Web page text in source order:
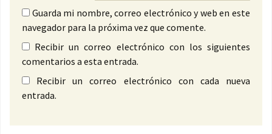
Guarda mi nombre, correo electrónico y web en este
navegador para la próxima vez que comente.
Recibir un correo electrónico con los siguientes
comentarios a esta entrada.
Recibir un correo electrónico con cada nueva
entrada.